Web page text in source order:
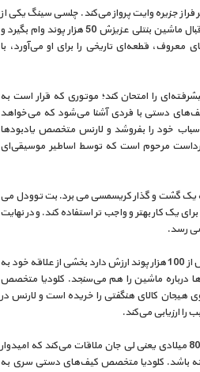
بر فراز جزیره وایت پرواز می‌کند. چلسی سینگ یکی از
شرکت کننده‌های سابق برنامه “برادر بزرگ” می‌خواهد در قبال ماشین بنتلی عزیزش 50 هزار پوند وام بگیرد و
معروف، قطعه‌ای تاریخی را برای او می‌آورد، با
پیشرفته‌ای را امتحان کند؛ موتوری که قرار است به
کیف‌های دستی با فردی آشنا می‌شود که می‌خواهد
خود را بفروشد و لارنس متخصص یادبودها
مرحوم است که توسط اساطیر موسیقی‌ای
به یک گشت و گذار کریسمسی می برد. بت توودل می
یک کار بهتر و واجب تر استفاده کند. ودر نهایت
قسمت 14 : جیمز با سوار شدن در یک جگوار تیپ ای که بیش از 100 هزار پوند ارزش دارد بخشی از علاقه خود به
درباره ماشین را هم می‌سنجد. کلودیا متخصص
کالای هنگفتی را خریده است و لارنس در
را ارزیابی می‌کند.
قسمت 15: جیمز کنستانتینو با یکی از ستاره‌های پاپ دهه 80 میلادی یعنی لی جان ملاقات می‌کند که امیدوار
40 هزار پوند ارزش داشته باشد. کلودیا متخصص کیف‌های دستی سری به